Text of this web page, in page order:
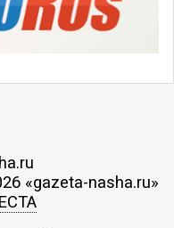
«gazeta-nasha.ru»